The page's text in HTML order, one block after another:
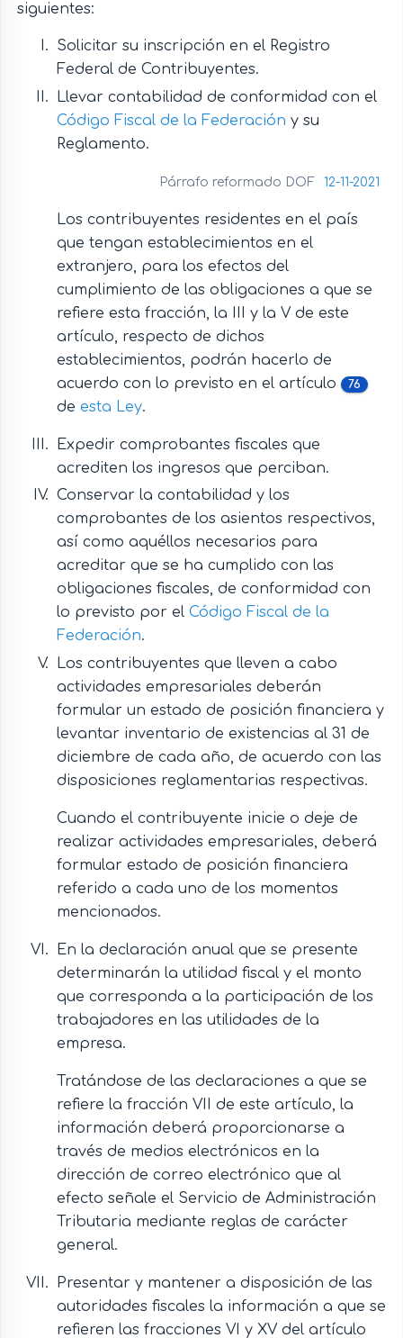
siguientes:
Solicitar su inscripción en el Registro
Federal de Contribuyentes.
Llevar contabilidad de conformidad con el
Código Fiscal de la Federación y su
Reglamento.
Párrafo reformado DOF 12-11-2021
Los contribuyentes residentes en el país
que tengan establecimientos en el
extranjero, para los efectos del
cumplimiento de las obligaciones a que se
refiere esta fracción, la III y la V de este
artículo, respecto de dichos
establecimientos, podrán hacerlo de
acuerdo con lo previsto en el artículo
76
de esta Ley.
Expedir comprobantes fiscales que
acrediten los ingresos que perciban.
Conservar la contabilidad y los
comprobantes de los asientos respectivos,
así como aquéllos necesarios para
acreditar que se ha cumplido con las
obligaciones fiscales, de conformidad con
lo previsto por el Código Fiscal de la
Federación.
Los contribuyentes que lleven a cabo
actividades empresariales deberán
formular un estado de posición financiera y
levantar inventario de existencias al 31 de
diciembre de cada año, de acuerdo con las
disposiciones reglamentarias respectivas.
Cuando el contribuyente inicie o deje de
realizar actividades empresariales, deberá
formular estado de posición financiera
referido a cada uno de los momentos
mencionados.
En la declaración anual que se presente
determinarán la utilidad fiscal y el monto
que corresponda a la participación de los
trabajadores en las utilidades de la
empresa.
Tratándose de las declaraciones a que se
refiere la fracción VII de este artículo, la
información deberá proporcionarse a
través de medios electrónicos en la
dirección de correo electrónico que al
efecto señale el Servicio de Administración
Tributaria mediante reglas de carácter
general.
Presentar y mantener a disposición de las
autoridades fiscales la información a que se
refieren las fracciones VI y XV del artículo